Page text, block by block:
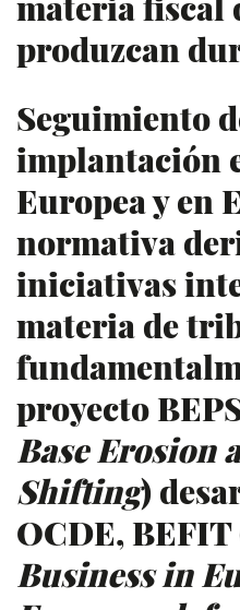
produzcan
Seguimiento
implantación
Europea y en
normativa
iniciativas
materia de
proyecto
Base Erosion
Shifting)
OCDE,
Business in